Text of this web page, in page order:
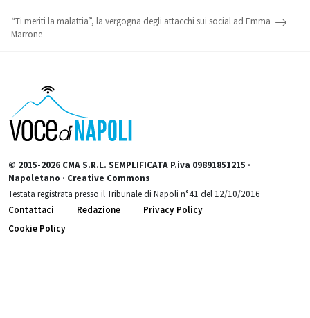
“Ti meriti la malattia”, la vergogna degli attacchi sui social ad Emma
Marrone
© 2015-2026 CMA S.R.L. SEMPLIFICATA P.iva 09891851215 ·
Napoletano · Creative Commons
Testata registrata presso il Tribunale di Napoli n°41 del 12/10/2016
Contattaci
Redazione
Privacy Policy
Cookie Policy